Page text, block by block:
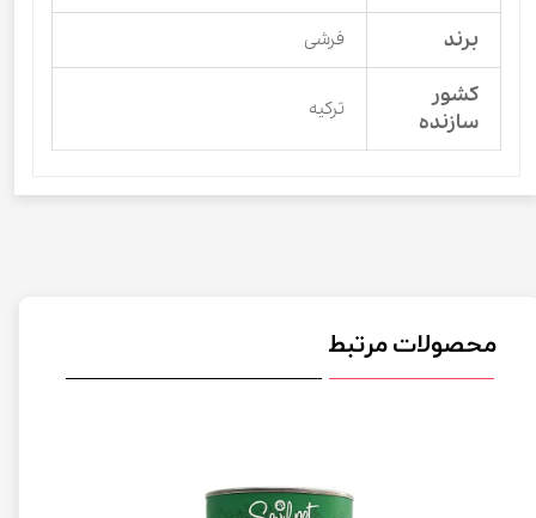
برند فرشی
کشور
سازنده
ترکیه
محصولات مرتبط